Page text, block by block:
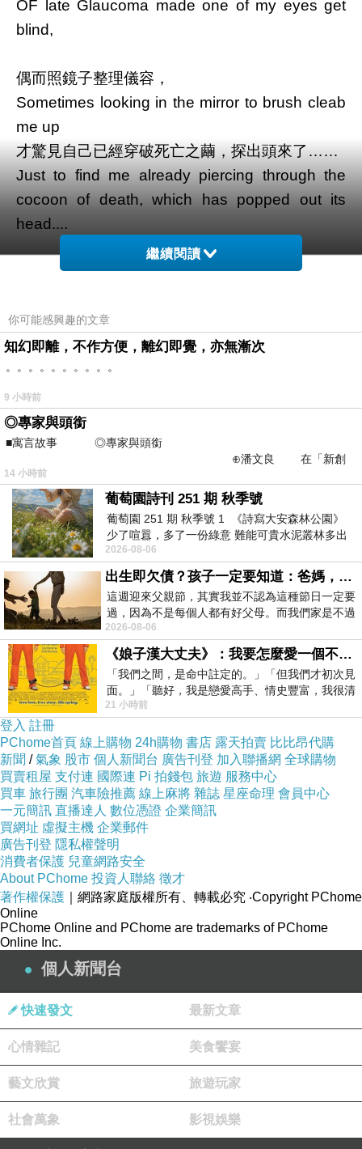
OF late Glaucoma made one of my eyes get
blind,
偶而照鏡子整理儀容，
Sometimes looking in the mirror to brush cleab
me up
才驚見自己已經穿破死亡之繭，探出頭來了……
Just to find me already piercing through the
cocoon of death, which has popped out its
head....
你曾經盲過嗎？
在繭裡，自縛的
In a cocoon, self imprisoned and bondaged
死亡的繭裡，暗無天日地
盲著――
In the cocoon of death, all in the dead darkness
being blinded ----
生與死有何差別？
What's the difference between life and death?
情與無情有何差別？
Between emotional feeling and no feeling?
長髮與短髭有何差別？
Long hair and short mustache or side burns?
囚在鏡裡的靈魂呵！
Hey that soul being imprisoned in the mirror ah!
與鏡外彳亍而行的軀殼
有何差別？
What's the difference between the image seen
and the corpse shell walking slowly wandering
outside the mirror?
圖Photo：澡堂BATH HOUSE 2011布Canvas
Oil painting油彩65×91cm。
上一篇：0918_藻礁碎片
下一篇：
繼續閱讀
你可能感興趣的文章
知幻即離，不作方便，離幻即覺，亦無漸次
。。。。。。。。。。
9 小時前
◎專家與頭銜
■寓言故事 ◎專家與頭銜
⊕潘文良 在「新創
之谷」裡——
14 小時前
葡萄園詩刊 251 期 秋季號
葡萄園 251 期 秋季號 1 《詩寫大安森林公園》
少了喧囂，多了一份綠意 難能可貴水泥叢林多出
一
2026-08-06
出生即欠債？孩子一定要知道：爸媽，其實我不欠你們
這週迎來父親節，其實我並不認為這種節日一定要
過，因為不是每個人都有好父母。而我們家是不過
節的，平時也沒什麼儀式感，生活趨近冷
2026-08-06
《娘子漢大丈夫》：我要怎麼愛一個不存在的人？
「我們之間，是命中註定的。」「但我們才初次見
面。」「聽好，我是戀愛高手、情史豐富，我很清
楚這種感覺，你我之間的那種感覺，現
21 小時前
登入 註冊
PChome首頁 線上購物 24h購物 書店 露天拍賣 比比昂代購
新聞 /氣象 股市 個人新聞台 廣告刊登 加入聯播網 全球購物
買賣租屋 支付連 國際連 Pi 拍錢包 旅遊 服務中心
買車 旅行團 汽車險推薦 線上麻將 雜誌 星座命理 會員中心
一元簡訊 直播達人 數位憑證 企業簡訊
買網址 虛擬主機 企業郵件
廣告刊登 隱私權聲明
消費者保護 兒童網路安全
About PChome 投資人聯絡 徵才
著作權保護 ｜網路家庭版權所有、轉載必究 ‧Copyright PChome
Online
PChome Online and PChome are trademarks of PChome
Online Inc.
個人新聞台
快速發文 最新文章
心情雜記 美食饗宴
藝文欣賞 旅遊玩家
社會萬象 影視娛樂